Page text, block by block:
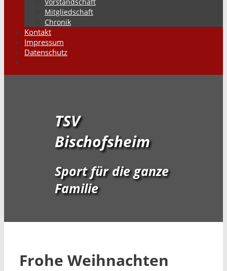
Mitgliedschaft
Chronik
Kontakt
Impressum
Datenschutz
TSV
Bischofsheim
Sport für die ganze
Familie
Frohe Weihnachten